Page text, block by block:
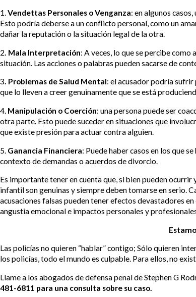
1.Vendettas Personales o Venganza: en algunos
Esto podría deberse a un conflicto personal, como un
dañar la reputación o la situación legal de la otra.
2. Mala Interpretación: A veces, lo que se percibe
situación. Las acciones o palabras pueden sacarse de
3. Problemas de Salud Mental: el acusador podría
que lo lleven a creer genuinamente que se está
4. Manipulación o Coerción: una persona puede ser
otra parte. Esto puede suceder en situaciones que
que existe presión para actuar contra alguien.
5. Ganancia Financiera: Puede haber casos en los que
contexto de demandas o acuerdos de divorcio.
Es importante tener en cuenta que, si bien pueden ocurrir
infantil son genuinas y siempre deben tomarse en serio.
acusaciones falsas pueden tener efectos devastadores
angustia emocional e impactos personales y
Las policías no quieren “hablar” contigo; Sólo quieren
los policías, todo el mundo es culpable. Para ellos, no
Llame a los abogados de defensa penal de Stephen G
481-6811 para una consulta sobre su caso.